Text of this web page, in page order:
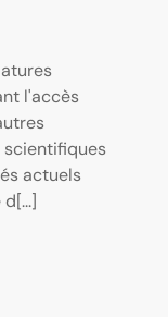
l'accès
scientifiques
actuels